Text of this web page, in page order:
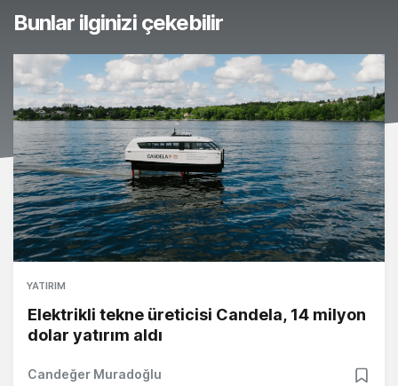
Bunlar ilginizi çekebilir
YATIRIM
Elektrikli tekne üreticisi Candela, 14 milyon
dolar yatırım aldı
Candeğer Muradoğlu